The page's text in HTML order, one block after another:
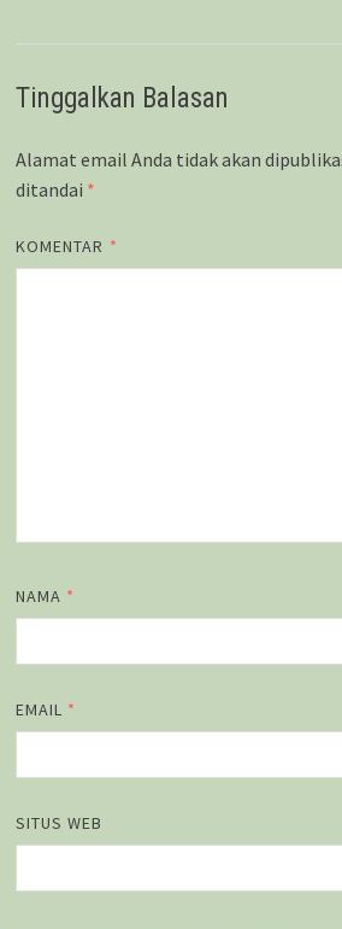
Tinggalkan Balasan
Alamat email Anda tidak akan
ditandai *
KOMENTAR *
NAMA *
EMAIL *
SITUS WEB